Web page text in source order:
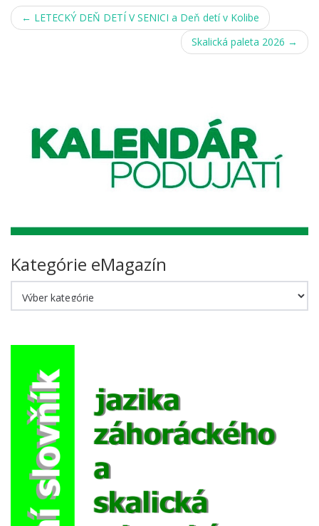
Post
← LETECKÝ DEŇ DETÍ V SENICI a Deň detí v Kolibe
Skalická paleta 2026 →
Kategórie eMagazín
eMagazín